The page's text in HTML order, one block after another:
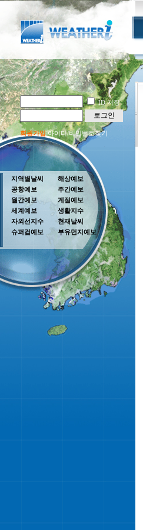
ID 저장
로그인
회원가입아이디/비밀번호찾기
지역별날씨
공항예보
월간예보
세계예보
자외선지수
슈퍼컴예보
해상예보
주간예보
계절예보
생활지수
현재날씨
부유먼지예보